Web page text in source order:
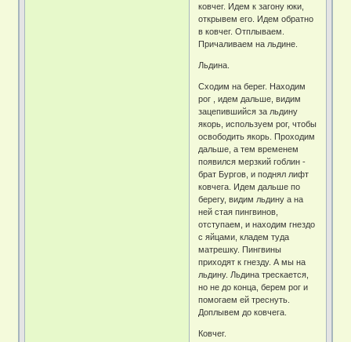
ковчег. Идем к загону юки,
открывем его. Идем обратно
в ковчег. Отплываем.
Причаливаем на льдине.
Льдина.
Сходим на берег. Находим
рог , идем дальше, видим
зацепившийся за льдину
якорь, используем рог, чтобы
освободить якорь. Проходим
дальше, а тем временем
появился мерзкий гоблин -
брат Бургов, и поднял лифт
ковчега. Идем дальше по
берегу, видим льдину а на
ней стая пингвинов,
отступаем, и находим гнездо
с яйцами, кладем туда
матрешку. Пингвины
приходят к гнезду. А мы на
льдину. Льдина трескается,
но не до конца, берем рог и
помогаем ей треснуть.
Доплывем до ковчега.
Ковчег.